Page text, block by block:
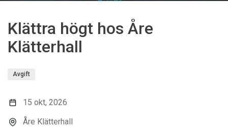
Klättra högt hos Åre
Klätterhall
Avgift
15 okt, 2026
Åre Klätterhall